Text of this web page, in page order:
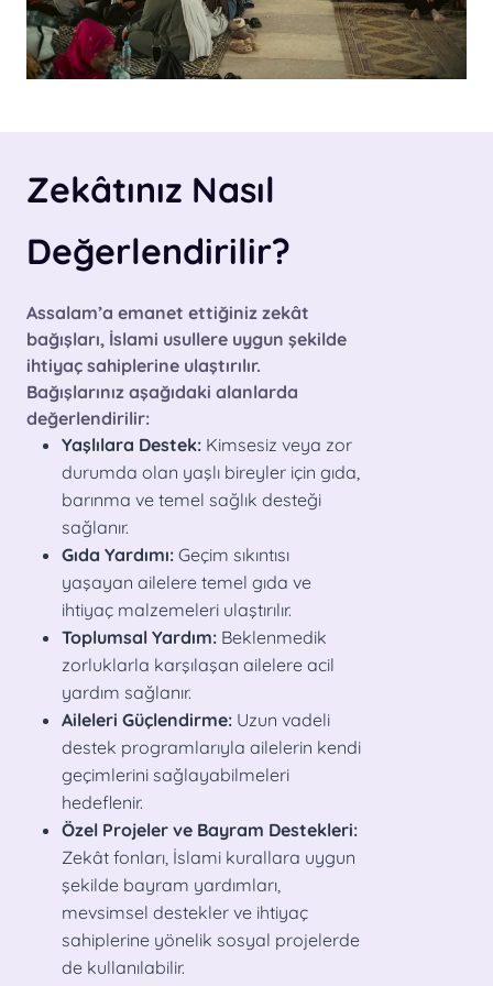
Zekâtınız Nasıl
Değerlendirilir?
Assalam’a emanet ettiğiniz zekât
bağışları, İslami usullere uygun şekilde
ihtiyaç sahiplerine ulaştırılır.
Bağışlarınız aşağıdaki alanlarda
değerlendirilir:
Yaşlılara Destek: Kimsesiz veya zor
durumda olan yaşlı bireyler için gıda,
barınma ve temel sağlık desteği
sağlanır.
Gıda Yardımı: Geçim sıkıntısı
yaşayan ailelere temel gıda ve
ihtiyaç malzemeleri ulaştırılır.
Toplumsal Yardım: Beklenmedik
zorluklarla karşılaşan ailelere acil
yardım sağlanır.
Aileleri Güçlendirme: Uzun vadeli
destek programlarıyla ailelerin kendi
geçimlerini sağlayabilmeleri
hedeflenir.
Özel Projeler ve Bayram Destekleri:
Zekât fonları, İslami kurallara uygun
şekilde bayram yardımları,
mevsimsel destekler ve ihtiyaç
sahiplerine yönelik sosyal projelerde
de kullanılabilir.